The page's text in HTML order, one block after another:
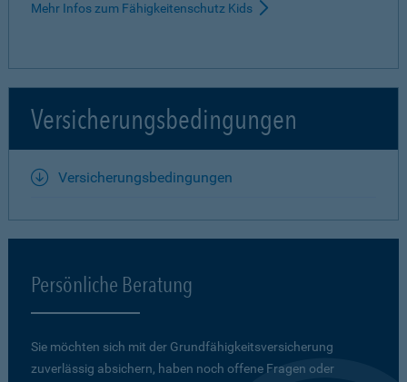
Mehr Infos zum Fähigkeitenschutz Kids
Versicherungsbedingungen
Versicherungsbedingungen
Persönliche Beratung
Sie möchten sich mit der Grundfähigkeits­versicherung
zuverlässig absichern, haben noch offene Fragen oder